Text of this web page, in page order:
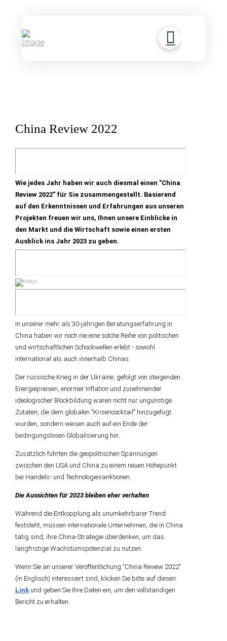
China Review 2022
Wie jedes Jahr haben wir auch diesmal einen "China
Review 2022" für Sie zusammengestellt. Basierend
auf den Erkenntnissen und Erfahrungen aus unseren
Projekten freuen wir uns, Ihnen unsere Einblicke in
den Markt und die Wirtschaft sowie einen ersten
Ausblick ins Jahr 2023 zu geben.
In unserer mehr als 30-jährigen Beratungserfahrung in
China haben wir noch nie eine solche Reihe von politischen
und wirtschaftlichen Schockwellen erlebt - sowohl
international als auch innerhalb Chinas.
Der russische Krieg in der Ukraine, gefolgt von steigenden
Energiepreisen, enormer Inflation und zunehmender
ideologischer Blockbildung waren nicht nur ungünstige
Zutaten, die dem globalen "Krisencocktail" hinzugefügt
wurden, sondern weisen auch auf ein Ende der
bedingungslosen Globalisierung hin.
Zusätzlich führten die geopolitischen Spannungen
zwischen den USA und China zu einem neuen Höhepunkt
bei Handels- und Technologiesanktionen.
Die Aussichten für 2023 bleiben eher verhalten
Während die Entkopplung als unumkehrbarer Trend
feststeht, müssen internationale Unternehmen, die in China
tätig sind, ihre China-Strategie überdenken, um das
langfristige Wachstumspotenzial zu nutzen.
Wenn Sie an unserer Veröffentlichung "China Review 2022"
(in Englisch) interessiert sind, klicken Sie bitte auf diesen
Link und geben Sie Ihre Daten ein, um den vollständigen
Bericht zu erhalten.